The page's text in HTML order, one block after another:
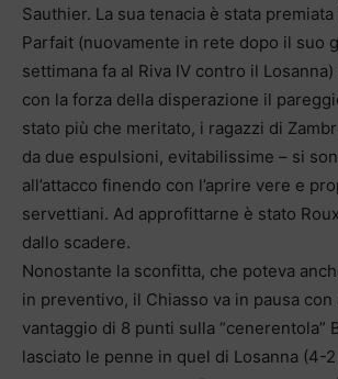
Sauthier. La sua tenacia è stata
Parfait (nuovamente in rete dopo il suo
settimana fa al Riva IV contro il Losanna)
con la forza della disperazione il
stato più che meritato, i ragazzi di
da due espulsioni, evitabilissime – si
all’attacco finendo con l’aprire vere e
servettiani. Ad approfittarne è stato
dallo scadere.
Nonostante la sconfitta, che poteva
in preventivo, il Chiasso va in pausa
vantaggio di 8 punti sulla “cenerentola”
lasciato le penne in quel di Losanna (4-